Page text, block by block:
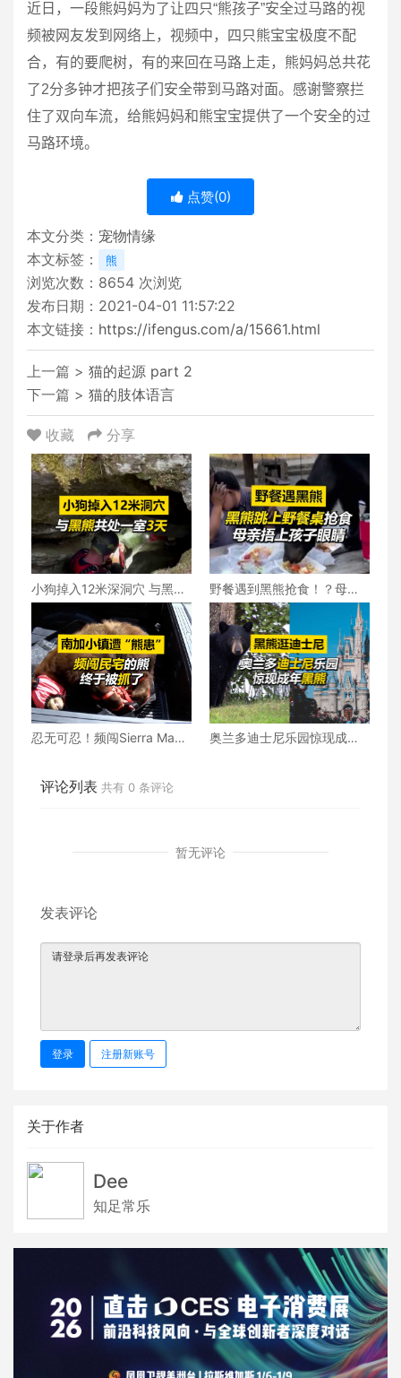
近日，一段熊妈妈为了让四只“熊孩子”安全过马路的视
频被网友发到网络上，视频中，四只熊宝宝极度不配
合，有的要爬树，有的来回在马路上走，熊妈妈总共花
了2分多钟才把孩子们安全带到马路对面。感谢警察拦
住了双向车流，给熊妈妈和熊宝宝提供了一个安全的过
马路环境。
点赞(0)
本文分类： 宠物情缘
本文标签：
熊
浏览次数： 8654 次浏览
发布日期：2021-04-01 11:57:22
本文链接： https://ifengus.com/a/15661.html
上一篇 > 猫的起源 part 2
下一篇 > 猫的肢体语言
收藏 分享
小狗掉入12米深洞穴 与黑熊
做了3天“室友”
野餐遇到黑熊抢食！？母亲
立刻捂上孩子眼睛
忍无可忍！频闯Sierra Madr
奥兰多迪士尼乐园惊现成年
评论列表 共有 0 条评论
暂无评论
发表评论
登录 注册新账号
关于作者
Dee
知足常乐